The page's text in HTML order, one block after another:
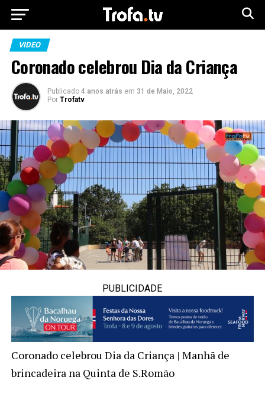
VIDEO
Coronado celebrou Dia da Criança
Publicado 4 anos atrás em 31 de Maio, 2022
Por Trofatv
PUBLICIDADE
Coronado celebrou Dia da Criança | Manhã de
brincadeira na Quinta de S.Romão